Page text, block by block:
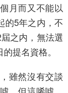
月而又不能以
的5年之内，不
之内，無法選
提名資格。
雖然沒有交談
，但這唏噓，